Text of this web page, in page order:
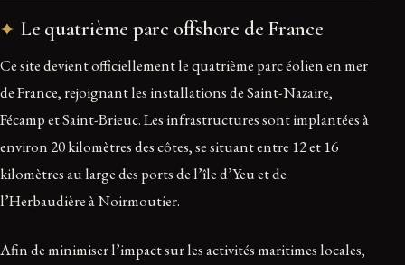
Le quatrième parc offshore de France
Ce site devient officiellement le quatrième parc éolien en mer
de France, rejoignant les installations de Saint-Nazaire,
Fécamp et Saint-Brieuc. Les infrastructures sont implantées à
environ 20 kilomètres des côtes, se situant entre 12 et 16
kilomètres au large des ports de l’île d’Yeu et de
l’Herbaudière à Noirmoutier.
Afin de minimiser l’impact sur les activités maritimes locales,